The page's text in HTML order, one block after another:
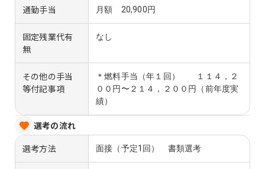
通勤手当 月額 20,900円
固定残業代有
無
なし
その他の手当
等付記事項
＊燃料手当（年１回） １１４，２
００円〜２１４，２００円（前年度実
績）
選考の流れ
選考方法
面接（予定1回） 書類選考